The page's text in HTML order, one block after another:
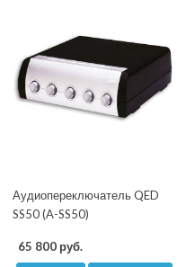
Аудиопереключатель QED
SS50 (A-SS50)
65 800 руб.